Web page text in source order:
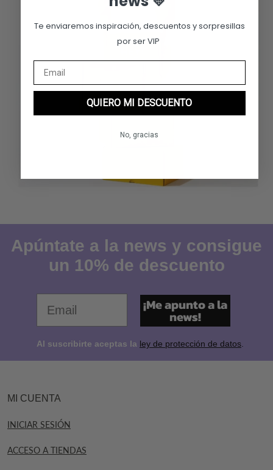
Apúntate a la news y consigue
un 10% de descuento
¡Me apunto a la
news!
Al suscribirte aceptas la ley de protección de datos
MI CUENTA
INICIAR SESIÓN
ACCESO A TIENDAS
Te enviaremos inspiración, descuentos y sorpresillas
por ser VIP
QUIERO MI DESCUENTO
No, gracias